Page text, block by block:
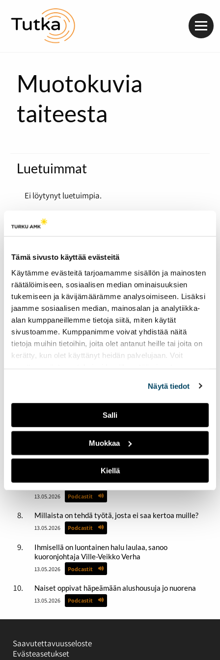
Tämä sivusto käyttää evästeitä
Käytämme evästeitä tarjoamamme sisällön ja mainosten
räätälöimiseen, sosiaalisen median ominaisuuksien
tukemiseen ja kävijämäärämme analysoimiseen. Lisäksi
jaamme sosiaalisen median, mainosalan ja analytiikka-
alan kumppaneillemme tietoja siitä, miten käytät
sivustoamme. Kumppanimme voivat yhdistää näitä
tietoja muihin tietoihin, joita olet antanut heille tai joita on
kerätty, kun olet käyttänyt heidän palvelujaan. Voit
Näytä tiedot
Salli
Muokkaa
Kiellä
Muotokuvia
taiteesta
Luetuimmat
Ei löytynyt luetuimpia.
Tuoreimmat
“Olen kiitollinen kodin avoimesta
Laakso
18.05.2026 Podcastit
Perheyrityksessä työt eivät aina jää työpaikalle
14.05.2026 Podcastit
Turun Pietari-seura harkitsee nimenvaihtoa
parantaakseen imagoaan
13.05.2026 Podcastit
13.05.2026 Podcastit
Perintövero alle kahdessa minuutissa
13.05.2026 Podcastit
Kameran takana oma visuaalinen maailma
13.05.2026 Podcastit
Millaista on tehdä työtä, josta ei saa kertoa muille?
13.05.2026 Podcastit
Ihmisellä on luontainen halu laulaa, sanoo
kuoronjohtaja Ville-Veikko Verha
13.05.2026 Podcastit
Naiset oppivat häpeämään alushousuja jo nuorena
13.05.2026 Podcastit
Saavutettavuusseloste
Evästeasetukset